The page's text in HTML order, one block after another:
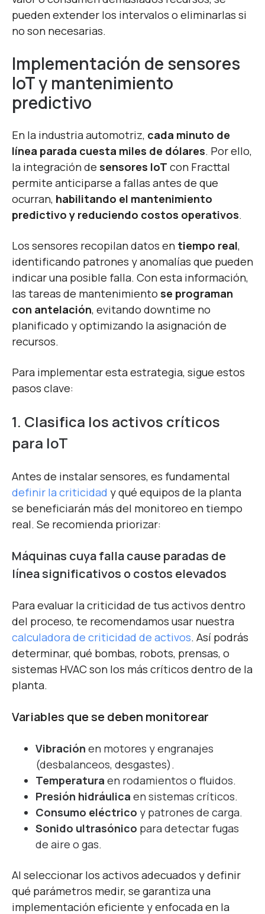
pueden extender los intervalos o eliminarlas si
no son necesarias.
Implementación de sensores
IoT y mantenimiento
predictivo
En la industria automotriz, cada minuto de
línea parada cuesta miles de dólares. Por ello,
la integración de sensores IoT con Fracttal
permite anticiparse a fallas antes de que
ocurran, habilitando el mantenimiento
predictivo y reduciendo costos operativos.
Los sensores recopilan datos en tiempo real,
identificando patrones y anomalías que pueden
indicar una posible falla. Con esta información,
las tareas de mantenimiento se programan
con antelación, evitando downtime no
planificado y optimizando la asignación de
recursos.
Para implementar esta estrategia, sigue estos
pasos clave:
1. Clasifica los activos críticos
para IoT
Antes de instalar sensores, es fundamental
definir la criticidad yqué equipos de la planta
se beneficiarán más del monitoreo en tiempo
real. Se recomienda priorizar:
Máquinas cuya falla cause paradas de
línea significativos o costos elevados
Para evaluar la criticidad de tus activos dentro
del proceso, te recomendamos usar nuestra
calculadora de criticidad de activos. Así podrás
determinar, qué bombas, robots, prensas, o
sistemas HVAC son los más críticos dentro de la
planta.
Variables que se deben monitorear
Vibración en motores y engranajes
(desbalanceos, desgastes).
Temperatura en rodamientos o fluidos.
Presión hidráulica en sistemas críticos.
Consumo eléctrico y patrones de carga.
Sonido ultrasónico para detectar fugas
de aire o gas.
Al seleccionar los activos adecuados y definir
qué parámetros medir, se garantiza una
implementación eficiente y enfocada en la